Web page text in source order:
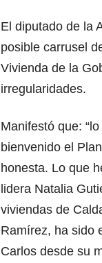
El diputado de la
posible carrusel
Vivienda de la
irregularidades.
Manifestó que:
bienvenido el
honesta. Lo que
lidera Natalia
viviendas de
Ramírez, ha sido
Carlos desde su